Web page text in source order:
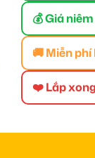
💰 Giá
🚚 Miễn
❤️ Lắp